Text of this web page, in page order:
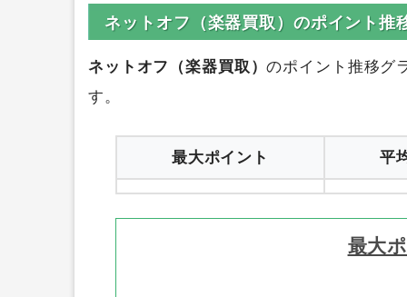
ネットオフ（楽器買取） のポイント推移
平